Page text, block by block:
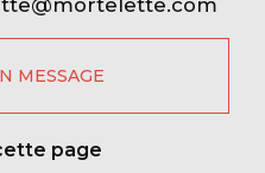
MESSAGE
page